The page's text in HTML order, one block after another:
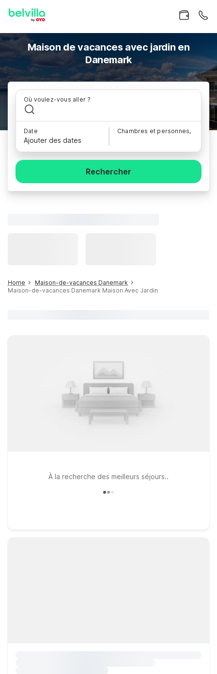
Maison de vacances avec jardin en
Danemark
Où voulez-vous aller ?
Date
Ajouter des dates
Chambres et personnes,
Rechercher
Home
Maison-de-vacances Danemark
Maison-de-vacances Danemark Maison Avec Jardin
À la recherche des meilleurs séjours..